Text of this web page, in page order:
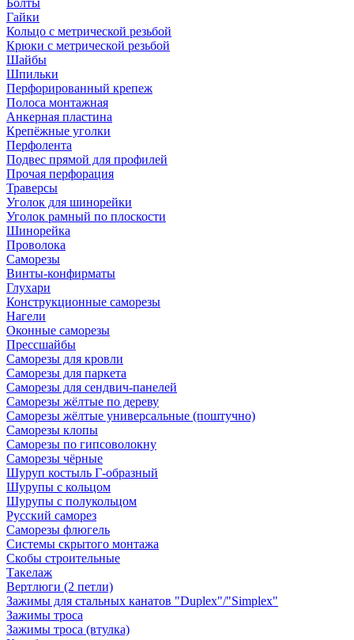
Болты
Гайки
Кольцо с метрической резьбой
Крюки с метрической резьбой
Шайбы
Шпильки
Перфорированный крепеж
Полоса монтажная
Анкерная пластина
Крепёжные уголки
Перфолента
Подвес прямой для профилей
Прочая перфорация
Траверсы
Уголок для шинорейки
Уголок рамный по плоскости
Шинорейка
Проволока
Саморезы
Винты-конфирматы
Глухари
Конструкционные саморезы
Нагели
Оконные саморезы
Прессшайбы
Саморезы для кровли
Саморезы для паркета
Саморезы для сендвич-панелей
Саморезы жёлтые по дереву
Саморезы жёлтые универсальные (поштучно)
Саморезы клопы
Саморезы по гипсоволокну
Саморезы чёрные
Шуруп костыль Г-образный
Шурупы с кольцом
Шурупы с полукольцом
Русский саморез
Саморезы флюгель
Системы скрытого монтажа
Скобы строительные
Такелаж
Вертлюги (2 петли)
Зажимы для стальных канатов "Duplex"/"Simplex"
Зажимы троса
Зажимы троса (втулка)